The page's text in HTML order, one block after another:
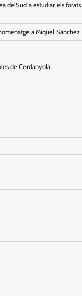
delSud a estudiar els forats
a Miquel Sánchez
de Cerdanyola